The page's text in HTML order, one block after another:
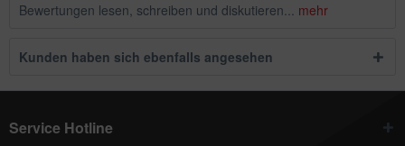
Bewertungen lesen, schreiben und diskutieren... mehr
Kunden haben sich ebenfalls angesehen
Service Hotline